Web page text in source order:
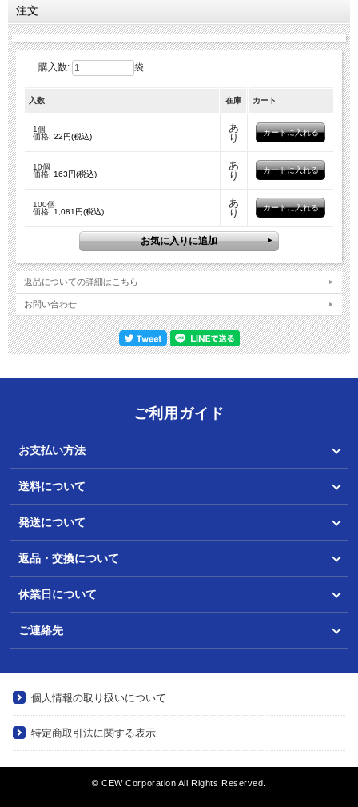
注文
購入数: 袋
入数 在庫 カート
1個
価格: 22円(税込)
あ
り
10個
価格: 163円(税込)
あ
り
100個
価格: 1,081円(税込)
あ
り
返品についての詳細はこちら
お問い合わせ
ご利用ガイド
お支払い方法
送料について
発送について
返品・交換について
休業日について
ご連絡先
個人情報の取り扱いについて
特定商取引法に関する表示
© CEW Corporation All Rights Reserved.